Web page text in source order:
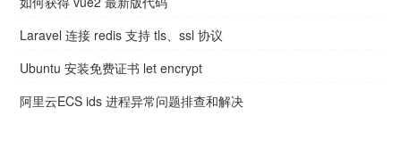
Laravel 连接 redis 支持 tls、ssl 协议
Ubuntu 安装免费证书 let encrypt
阿里云ECS ids 进程异常问题排查和解决